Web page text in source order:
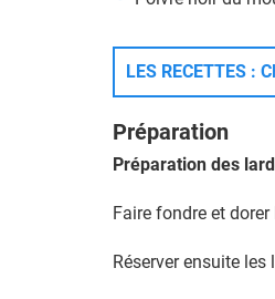
LES RECETTES :
Préparation
Préparation des
Faire fondre et
Réserver ensuite